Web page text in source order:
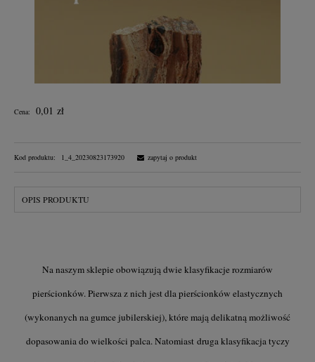
Cena: 0,01 zł
Kod produktu: 1_4_20230823173920 zapytaj o produkt
OPIS PRODUKTU
Na naszym sklepie obowiązują dwie klasyfikacje rozmiarów
pierścionków. Pierwsza z nich jest dla pierścionków elastycznych
(wykonanych na gumce jubilerskiej), które mają delikatną możliwość
dopasowania do wielkości palca. Natomiast druga klasyfikacja tyczy